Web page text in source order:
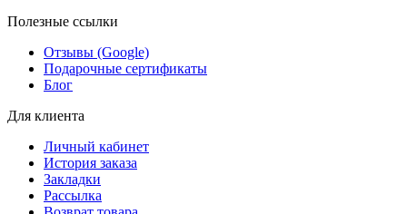
Полезные ссылки
Отзывы (Google)
Подарочные сертификаты
Блог
Для клиента
Личный кабинет
История заказа
Закладки
Рассылка